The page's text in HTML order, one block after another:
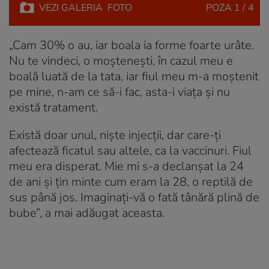
VEZI GALERIA FOTO POZA 1 / 4
„Cam 30% o au, iar boala ia forme foarte urâte.
Nu te vindeci, o moștenești, în cazul meu e
boală luată de la tata, iar fiul meu m-a moștenit
pe mine, n-am ce să-i fac, asta-i viața și nu
există tratament.
Există doar unul, niște injecții, dar care-ți
afectează ficatul sau altele, ca la vaccinuri. Fiul
meu era disperat. Mie mi s-a declanșat la 24
de ani și țin minte cum eram la 28, o reptilă de
sus până jos. Imaginați-vă o fată tânără plină de
bube”, a mai adăugat aceasta.